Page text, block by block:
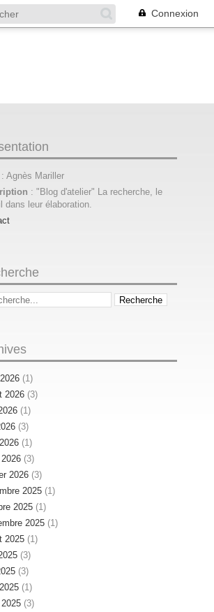
Connexion
: Agnès Mariller
: "Blog d'atelier" La recherche, le
dans leur élaboration.
(1)
2026 (3)
(1)
(3)
(1)
(3)
2026 (3)
2025 (1)
2025 (1)
2025 (1)
2025 (1)
(3)
(3)
(1)
(3)